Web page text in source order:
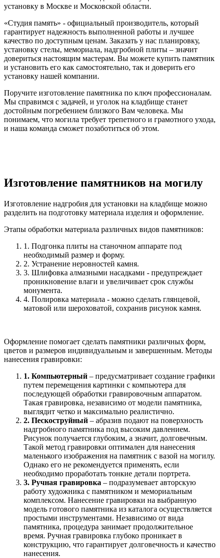
установку в Москве и Московской области.
«Студия память» - официальный производитель, который
гарантирует надежность выполненной работы и лучшее
качество по доступным ценам. Заказать у нас планировку,
установку стелы, мемориала, надгробной плиты – значит
довериться настоящим мастерам. Вы можете купить памятник
и установить его как самостоятельно, так и доверить его
установку нашей компании.
Поручите изготовление памятника по ключ профессионалам.
Мы справимся с задачей, и уголок на кладбище станет
достойным погребением близкого Вам человека. Мы
понимаем, что могила требует трепетного и грамотного ухода,
и наша команда сможет позаботиться об этом.
Изготовление памятников на могилу
Изготовление надгробия для установки на кладбище можно
разделить на подготовку материала изделия и оформление.
Этапы обработки материала различных видов памятников:
1. Подгонка плиты на станочном аппарате под
необходимый размер и форму.
2. Устранение неровностей камня.
3. Шлифовка алмазными насадками - предупреждает
проникновение влаги и увеличивает срок службы
монумента.
4. Полировка материала - можно сделать глянцевой,
матовой или шероховатой, сохранив рисунок камня.
Оформление помогает сделать памятники различных форм,
цветов и размеров индивидуальным и завершенным. Методы
нанесения гравировки:
1. Компьютерный – предусматривает создание графики
путем перемещения картинки с компьютера для
последующей обработки гравировочным аппаратом.
Такая гравировка, независимо от модели памятника,
выглядит четко и максимально реалистично.
2. Пескоструйный – абразив подают на поверхность
надгробного памятника под высоким давлением.
Рисунок получается глубоким, а значит, долговечным.
Такой метод гравировки оптимален для нанесения
маленького изображения на памятник с вазой на могилу.
Однако его не рекомендуется применять, если
необходимо проработать тонкие детали портрета.
3. Ручная гравировка – подразумевает авторскую
работу художника с памятником и мемориальным
комплексом. Нанесение гравировки на выбранную
модель готового памятника из каталога осуществляется
простыми инструментами. Независимо от вида
памятника, процедура занимает продолжительное
время. Ручная гравировка глубоко проникает в
конструкцию, что гарантирует долговечность и качество
нанесения.